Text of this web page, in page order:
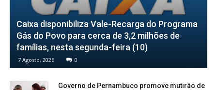
Caixa disponibiliza Vale-Recarga do Programa
Gás do Povo para cerca de 3,2 milhões de
famílias, nesta segunda-feira (10)
7 Agosto, 2026 0
Governo de Pernambuco promove mutirão de